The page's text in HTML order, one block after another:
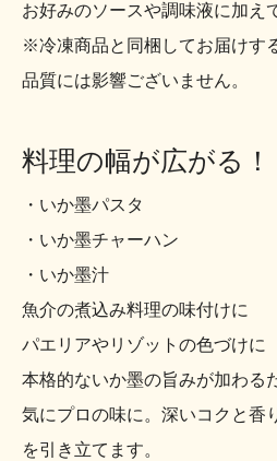
お好みのソースや調味液に加え
※冷凍商品と同梱してお届けす
品質には影響ございません。
料理の幅が広がる！
・いか墨パスタ
・いか墨チャーハン
・いか墨汁
魚介の煮込み料理の味付けに
パエリアやリゾットの色づけに
本格的ないか墨の旨みが加わる
気にプロの味に。深いコクと香
を引き立てます。